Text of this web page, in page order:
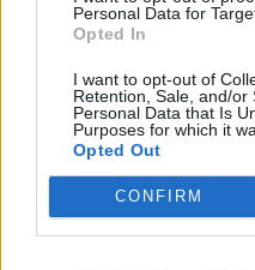
Personal Data for
Opted In
I want to opt-out of
Retention, Sale, and/or
Personal Data that Is
Purposes for which it
Opted Out
CONFIRM